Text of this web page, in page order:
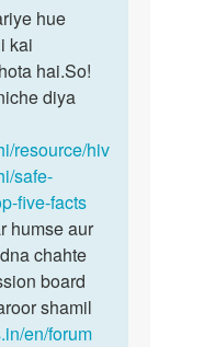
hue
kai
hai.So!
diya
resource/hiv
safe-
five-facts
humse aur
chahte
board
shamil
en/forum